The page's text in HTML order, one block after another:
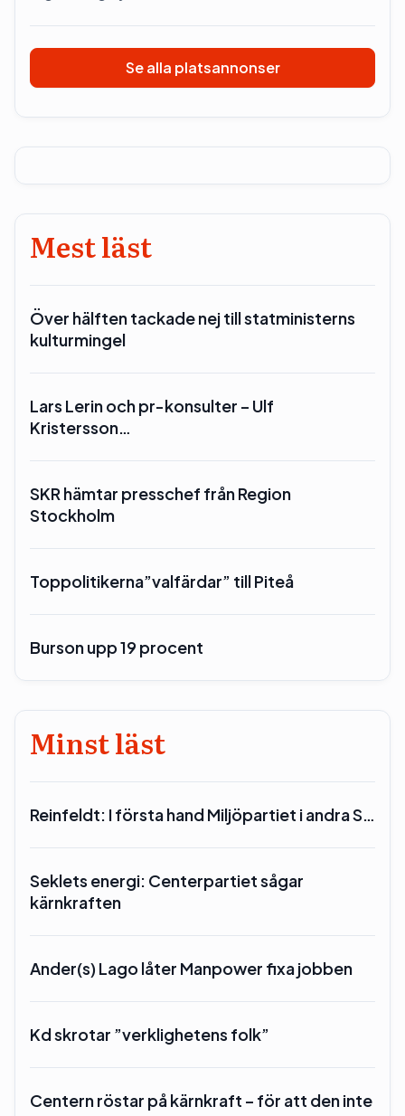
Se alla platsannonser
Mest läst
Över hälften tackade nej till statministerns
kulturmingel
Lars Lerin och pr-konsulter – Ulf
Kristersson…
SKR hämtar presschef från Region
Stockholm
Toppolitikerna”valfärdar” till Piteå
Burson upp 19 procent
Minst läst
Reinfeldt: I första hand Miljöpartiet i andra S…
Seklets energi: Centerpartiet sågar
kärnkraften
Ander(s) Lago låter Manpower fixa jobben
Kd skrotar ”verklighetens folk”
Centern röstar på kärnkraft – för att den inte